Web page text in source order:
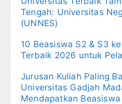
Tengah: Universitas
(UNNES)
10 Beasiswa S2 & S3
Terbaik 2026 untuk
Jurusan Kuliah Paling
Universitas Gadjah
Mendapatkan Beasiswa